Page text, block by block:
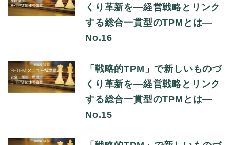
くり革新を―経営戦略とリンク
する総合一貫型のTPMとは―
No.16
「戦略的TPM」で新しいものづ
くり革新を―経営戦略とリンク
する総合一貫型のTPMとは―
No.15